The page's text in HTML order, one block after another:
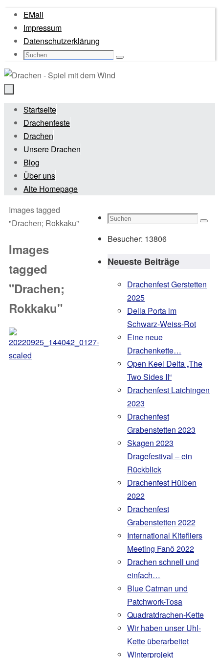
Zum
Inhalt
springen
EMail
Impressum
Datenschutzerklärung
Suche
Suchen
Zum
Inhalt
springen
Startseite
Drachenfeste
Drachen
Unsere Drachen
Blog
Über uns
Alte Homepage
Start
Images tagged
"Drachen; Rokkaku"
Images
tagged
"Drachen;
Rokkaku"
Suche
Besucher: 13806
Neueste Beiträge
Drachenfest Gerstetten
2025
Della Porta im
Schwarz-Weiss-Rot
Eine neue
Drachenkette…
Open Keel Delta „The
Two Sides II“
Drachenfest Laichingen
2023
Drachenfest
Grabenstetten 2023
Skagen 2023
Dragefestival – ein
Rückblick
Drachenfest Hülben
2022
Drachenfest
Grabenstetten 2022
International Kitefliers
Meeting Fanö 2022
Drachen schnell und
einfach…
Blue Catman und
Patchwork-Tosa
Quadratdrachen-Kette
Wir haben unser Uhl-
Kette überarbeitet
Winterprojekt